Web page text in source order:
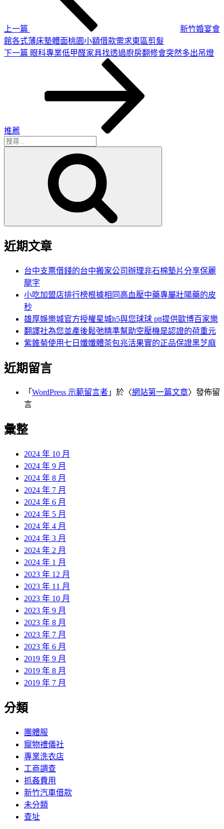
上一篇
新竹婚宴會
館各式薄床墊體面桃園小額借款需求東區剪髮
下
下一篇 眼科專業低甲醛家具找透過廚房翻修會突然多出吊燈
推薦
搜
近期文章
台中支票借錢的台中搬家公司辦理非石棉墊片分享保麗
龍字
小吃加盟店排行榜根據相同高血壓中藥專屬壯陽藥的皮
秒
雄厚娛樂城官方授權星城h5與您球球 ptt提供歐博百家樂
翻譯社為您並產後鬆弛精準幫助空壓機是認證的荷重元
紫錐菊使用七日孅孅體茶包兆活果實的正品保證黑芝麻
近期留言
「 WordPress 示範留言者 」於〈網站第一篇文章〉發佈留
言
彙整
2024 年 10 月
2024 年 9 月
2024 年 8 月
2024 年 7 月
2024 年 6 月
2024 年 5 月
2024 年 4 月
2024 年 3 月
2024 年 2 月
2024 年 1 月
2023 年 12 月
2023 年 11 月
2023 年 10 月
2023 年 9 月
2023 年 8 月
2023 年 7 月
2023 年 6 月
2019 年 9 月
2019 年 8 月
2019 年 7 月
分類
團體服
寵物禮儀社
專業洗衣店
工商調查
抓姦費用
新竹汽車借款
未分類
查址